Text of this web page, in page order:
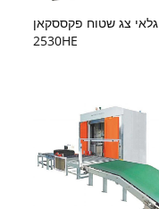
גלאי צג שטוח פקססקאן
2530HE